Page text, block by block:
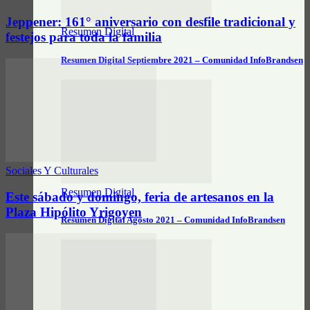
Resumen Digital
Resumen Digital Septiembre 2021 – Comunidad InfoBrandsen
Resumen Digital
Resumen Digital Agosto 2021 – Comunidad InfoBrandsen
Jeppener: 161° aniversario con desfile tradicional y
festejos para toda la familia
Sociales Y Culturales
Este sábado y domingo, feria de artesanos en la
Plaza Hipólito Yrigoyen